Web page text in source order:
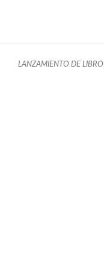
LANZAMIENTO DE LIBRO